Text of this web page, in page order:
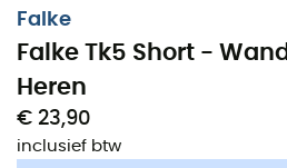
Falke
Falke Tk5 Short -
Heren
€ 23,90
inclusief btw
Liefhebbers van stedelijke